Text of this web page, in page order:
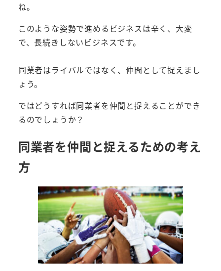
ね。
このような姿勢で進めるビジネスは辛く、大変
で、長続きしないビジネスです。
同業者はライバルではなく、仲間として捉えまし
ょう。
ではどうすれば同業者を仲間と捉えることができ
るのでしょうか？
同業者を仲間と捉えるための考え
方